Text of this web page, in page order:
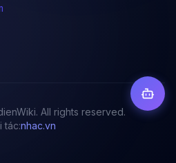
All rights reserved.
tác:nhac.vn